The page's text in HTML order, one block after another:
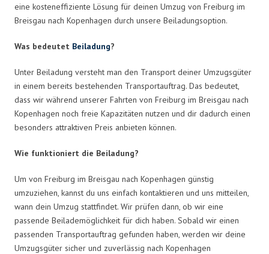
eine kosteneffiziente Lösung für deinen Umzug von Freiburg im
Breisgau nach Kopenhagen durch unsere Beiladungsoption.
Was bedeutet Beiladung?
Unter Beiladung versteht man den Transport deiner Umzugsgüter
in einem bereits bestehenden Transportauftrag. Das bedeutet,
dass wir während unserer Fahrten von Freiburg im Breisgau nach
Kopenhagen noch freie Kapazitäten nutzen und dir dadurch einen
besonders attraktiven Preis anbieten können.
Wie funktioniert die Beiladung?
Um von Freiburg im Breisgau nach Kopenhagen günstig
umzuziehen, kannst du uns einfach kontaktieren und uns mitteilen,
wann dein Umzug stattfindet. Wir prüfen dann, ob wir eine
passende Beilademöglichkeit für dich haben. Sobald wir einen
passenden Transportauftrag gefunden haben, werden wir deine
Umzugsgüter sicher und zuverlässig nach Kopenhagen